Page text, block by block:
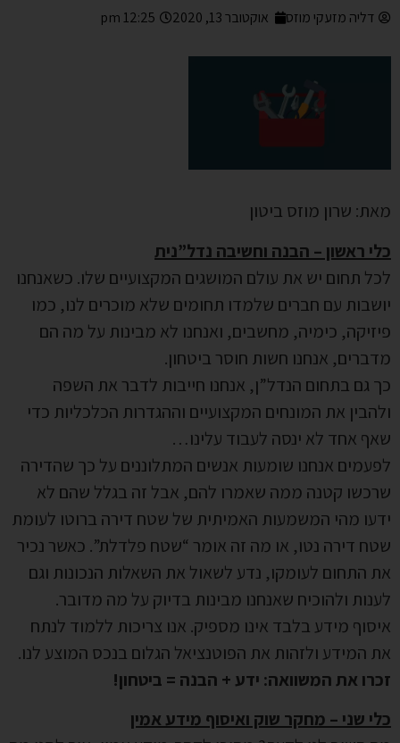
דליה מזעקי מוזס אוקטובר 13, 2020 12:25 pm
מאת: שרון מוזס ביטון
כלי ראשון – הבנה וחשיבה נדל”נית
לכל תחום יש את עולם המושגים המקצועיים שלו. כשאנחנו
יושבות עם חברים שלמדו תחומים שלא מוכרים לנו, כמו
פיזיקה, כימיה, מחשבים, ואנחנו לא מבינות על מה הם
מדברים, אנחנו חשות חוסר ביטחון.
כך גם בתחום הנדל”ן, אנחנו חייבות לדבר את השפה
ולהבין את המונחים המקצועיים וההגדרות הכלכליות כדי
שאף אחד לא ינסה לעבוד עלינו…
לפעמים אנחנו שומעות אנשים המתלוננים על כך שהדירה
שרכשו קטנה ממה שאמרו להם, אבל זה בגלל שהם לא
ידעו מהי המשמעות האמיתית של שטח דירה ברוטו לעומת
שטח דירה נטו, או מה זה אומר “שטח פלדלת”. כאשר נכיר
את התחום לעומקו, נדע לשאול את השאלות הנכונות וגם
לענות ולהוכיח שאנחנו מבינות בדיוק על מה מדובר.
איסוף מידע בלבד אינו מספיק. אנו צריכות ללמוד לנתח
את המידע ולזהות את הפוטנציאל הגלום בנכס המוצע לנו.
זכרו את המשוואה: ידע + הבנה = ביטחון!
כלי שני – מחקר שוק ואיסוף מידע אמין